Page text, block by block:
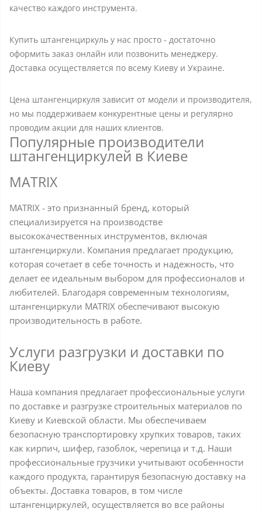
качество каждого инструмента.
Купить штангенциркуль у нас просто - достаточно
оформить заказ онлайн или позвонить менеджеру.
Доставка осуществляется по всему Киеву и Украине.
Цена штангенциркуля зависит от модели и производителя,
но мы поддерживаем конкурентные цены и регулярно
проводим акции для наших клиентов.
Популярные производители
штангенциркулей в Киеве
MATRIX
MATRIX - это признанный бренд, который
специализируется на производстве
высококачественных инструментов, включая
штангенциркули. Компания предлагает продукцию,
которая сочетает в себе точность и надежность, что
делает ее идеальным выбором для профессионалов и
любителей. Благодаря современным технологиям,
штангенциркули MATRIX обеспечивают высокую
производительность в работе.
Услуги разгрузки и доставки по
Киеву
Наша компания предлагает профессиональные услуги
по доставке и разгрузке строительных материалов по
Киеву и Киевской области. Мы обеспечиваем
безопасную транспортировку хрупких товаров, таких
как кирпич, шифер, газоблок, черепица и т.д. Наши
профессиональные грузчики учитывают особенности
каждого продукта, гарантируя безопасную доставку на
объекты. Доставка товаров, в том числе
штангенциркулей, осуществляется во все районы